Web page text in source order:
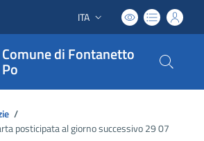
Lingua attiva:
ITA
Comune di Fontanetto
Po
/
posticipata al giorno successivo 29 07